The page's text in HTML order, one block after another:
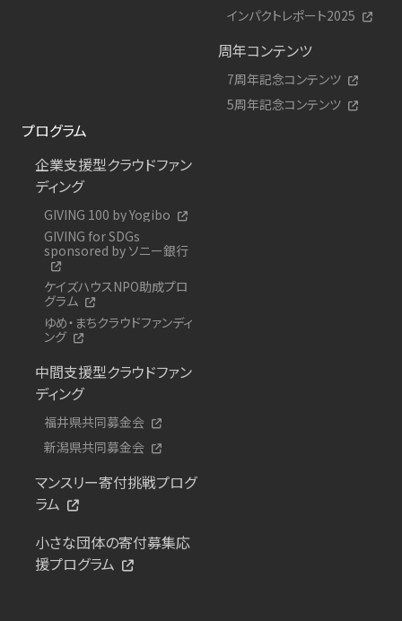
インパクトレポート2025
周年コンテンツ
7周年記念コンテンツ
5周年記念コンテンツ
プログラム
企業支援型クラウドファン
ディング
GIVING 100 by Yogibo
GIVING for SDGs
sponsored by ソニー銀行
ケイズハウスNPO助成プロ
グラム
ゆめ・まちクラウドファンディ
ング
中間支援型クラウドファン
ディング
福井県共同募金会
新潟県共同募金会
マンスリー寄付挑戦プログ
ラム
小さな団体の寄付募集応
援プログラム